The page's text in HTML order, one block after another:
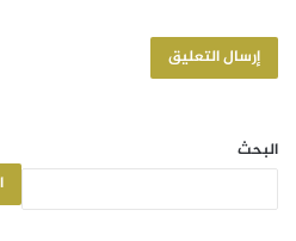
البحث